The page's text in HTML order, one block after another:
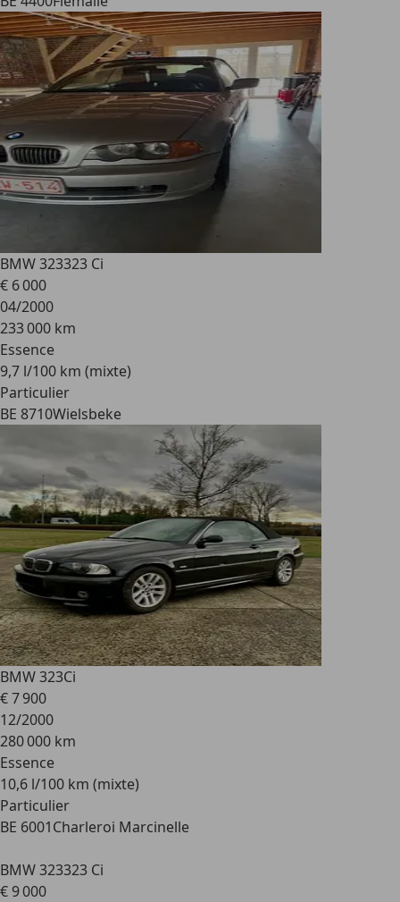
BMW 323323 Ci
€ 6 000
04/2000
233 000 km
Essence
9,7 l/100 km (mixte)
Particulier
BE 8710Wielsbeke
BMW 323Ci
€ 7 900
12/2000
280 000 km
Essence
10,6 l/100 km (mixte)
Particulier
BE 6001Charleroi Marcinelle
BMW 323323 Ci
€ 9 000